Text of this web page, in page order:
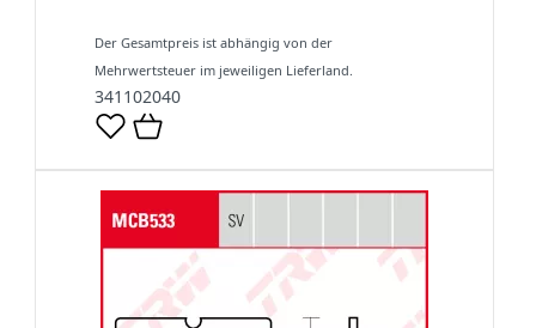
Der Gesamtpreis ist abhängig von der
Mehrwertsteuer im jeweiligen Lieferland.
341102040